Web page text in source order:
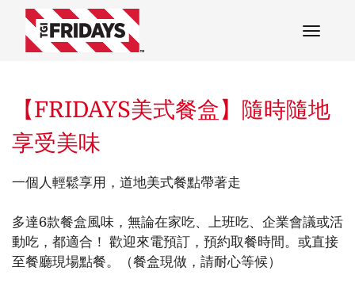
【FRIDAYS美式餐盒】隨時隨地
享受美味
一個人輕鬆享用，道地美式餐點帶著走
多達6款餐盒風味，無論在家吃、上班吃、企業會議或活
動吃，都適合！ 歡迎來電預訂，預約取餐時間。或直接
至餐廳現場點餐。（餐盒現做，請耐心等候）